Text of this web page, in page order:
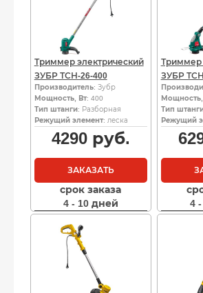
Триммер электрический
ЗУБР ТСН-26-400
Производитель: Зубр
Мощность, Вт: 400
Тип штанги: Разборная
Режущий элемент: леска
4290руб.
ЗАКАЗАТЬ
срок заказа
4 - 10 дней
Триммер
ЗУБР
Мощность,
Тип
Режущий
4